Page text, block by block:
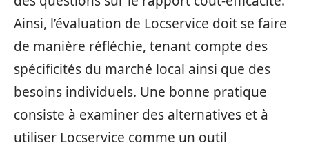
Ainsi, l’évaluation de Locservice doit se faire
de manière réfléchie, tenant compte des
spécificités du marché local ainsi que des
besoins individuels. Une bonne pratique
consiste à examiner des alternatives et à
utiliser Locservice comme un outil